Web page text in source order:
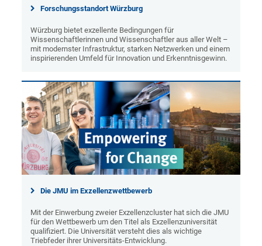
Forschungsstandort Würzburg
Würzburg bietet exzellente Bedingungen für
Wissenschaftlerinnen und Wissenschaftler aus aller Welt –
mit modernster Infrastruktur, starken Netzwerken und einem
inspirierenden Umfeld für Innovation und Erkenntnisgewinn.
Die JMU im Exzellenzwettbewerb
Mit der Einwerbung zweier Exzellenzcluster hat sich die JMU
für den Wettbewerb um den Titel als Exzellenzuniversität
qualifiziert. Die Universität versteht dies als wichtige
Triebfeder ihrer Universitäts-Entwicklung.